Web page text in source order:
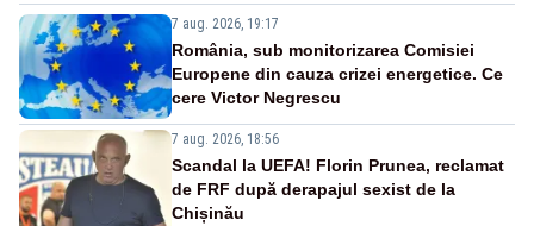
7 aug. 2026, 19:17
România, sub monitorizarea Comisiei
Europene din cauza crizei energetice. Ce
cere Victor Negrescu
7 aug. 2026, 18:56
Scandal la UEFA! Florin Prunea, reclamat
de FRF după derapajul sexist de la
Chișinău